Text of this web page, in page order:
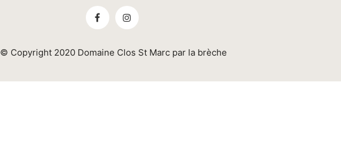
© Copyright 2020 Domaine Clos St Marc par la brèche